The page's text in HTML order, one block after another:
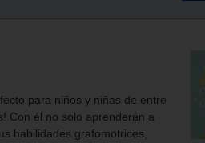
para niños y niñas de entre
Con él no solo aprenderán a
habilidades grafomotrices,